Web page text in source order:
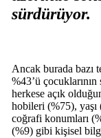
sürdürüyor.
Ancak burada bazı
%43’ü
herkese açık
hobileri (%75), yaşı
coğrafi konumları
(%9) gibi kişisel